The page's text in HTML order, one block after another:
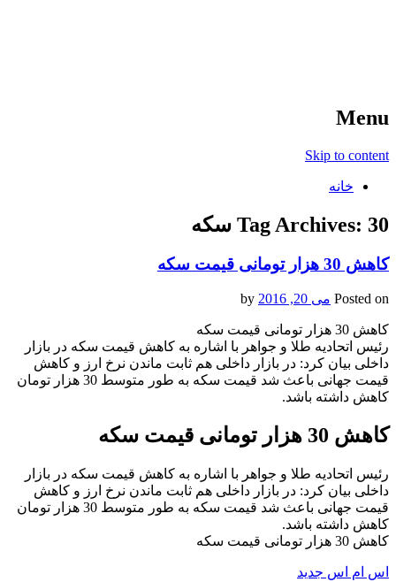
Menu
Skip to content
خانه
Tag Archives: 30 سکه
کاهش 30 هزار تومانی قیمت سکه
Posted on می 20, 2016
کاهش 30 هزار تومانی قیمت سکه
رئیس اتحادیه طلا و جواهر با اشاره به کاهش قیمت سکه در بازار
داخلی بیان کرد: در بازار داخلی هم ثابت ماندن نرخ ارز و کاهش
قیمت جهانی باعث شد قیمت سکه به طور متوسط 30 هزار تومان
کاهش داشته باشد.
کاهش 30 هزار تومانی قیمت سکه
رئیس اتحادیه طلا و جواهر با اشاره به کاهش قیمت سکه در بازار
داخلی بیان کرد: در بازار داخلی هم ثابت ماندن نرخ ارز و کاهش
قیمت جهانی باعث شد قیمت سکه به طور متوسط 30 هزار تومان
کاهش داشته باشد.
کاهش 30 هزار تومانی قیمت سکه
اس ام اس جدید